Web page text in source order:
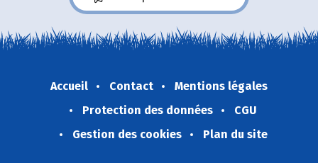
Accueil Contact
Mentions légales
Protection des données
CGU
Gestion des cookies
Plan du site